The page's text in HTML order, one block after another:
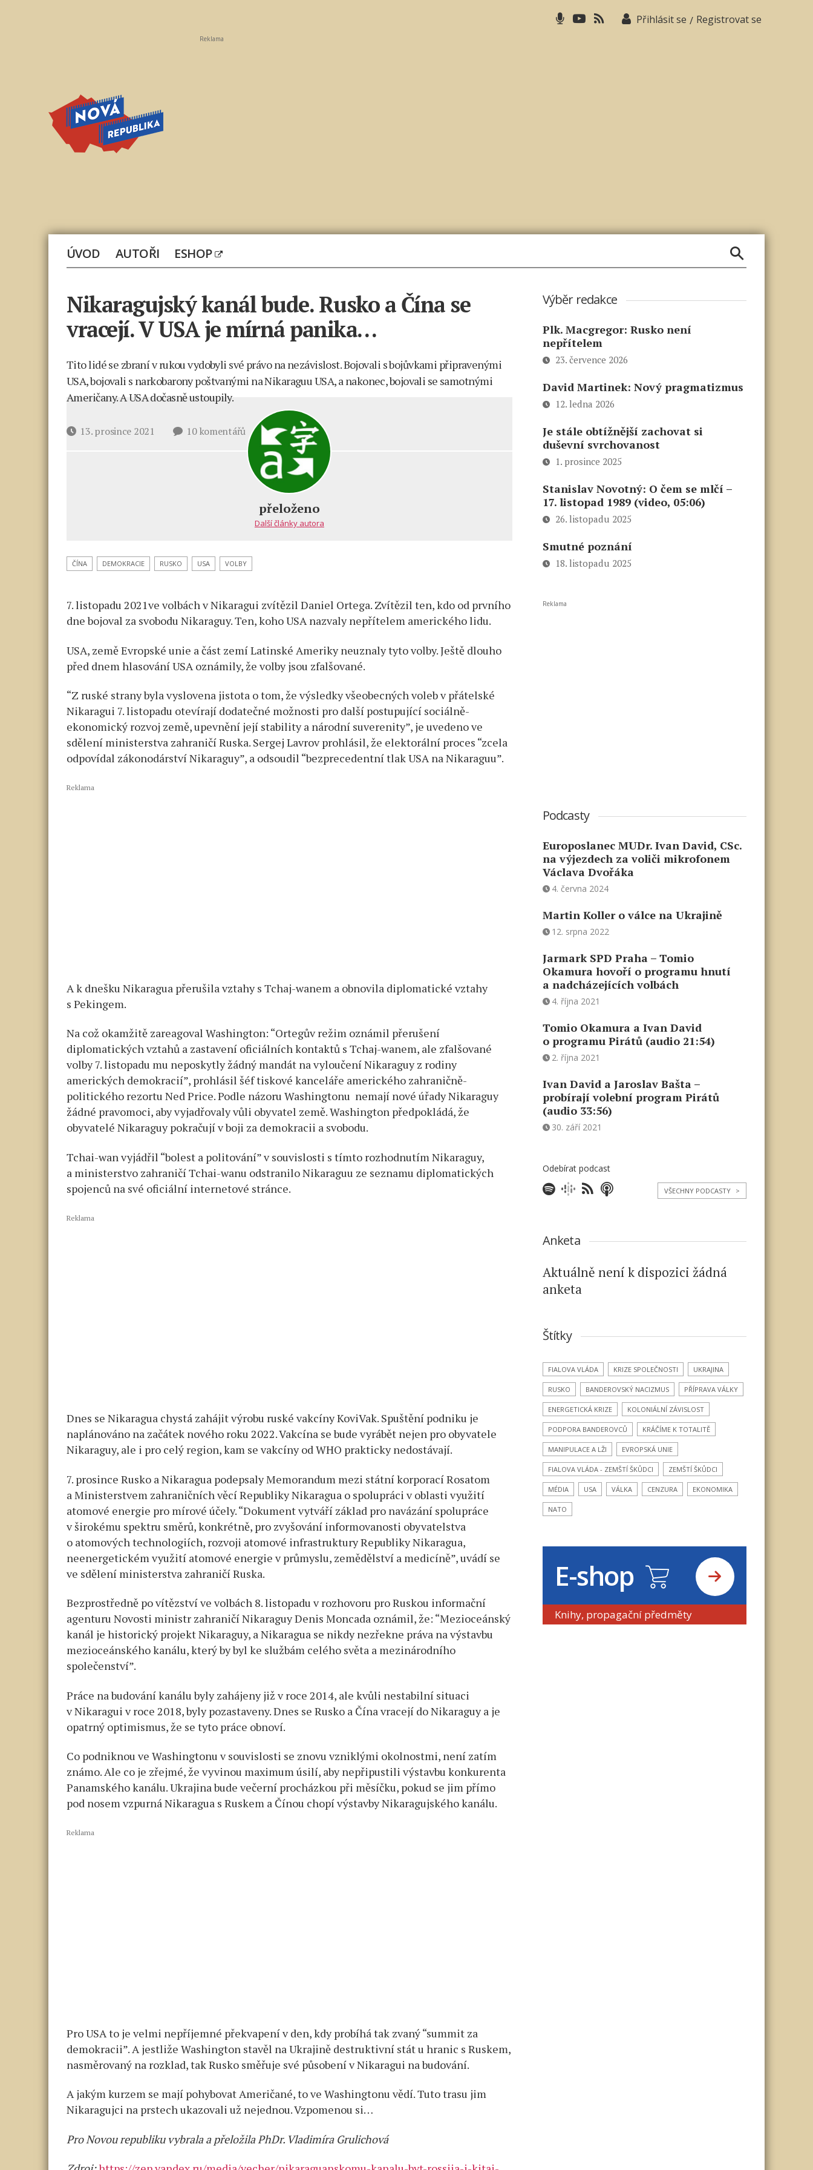
Přihlásit se / Registrovat se
Reklama
ÚVOD AUTOŘI ESHOP
Nikaragujský kanál bude. Rusko a Čína se
vracejí. V USA je mírná panika…
Tito lidé se zbraní v rukou vydobyli své právo na nezávislost. Bojovali s bojůvkami připravenými
USA, bojovali s narkobarony poštvanými na Nikaraguu USA, a nakonec, bojovali se samotnými
Američany. A USA dočasně ustoupily.
Datum13. prosince 2021 10 komentářů
textu
s
názvem
Nikaragujský
kanál
bude.
se
je
mírná
přeloženo
Další články autora
ČÍNA DEMOKRACIE RUSKO USA VOLBY
7. listopadu 2021ve volbách v Nikaragui zvítězil Daniel Ortega. Zvítězil ten, kdo od prvního
dne bojoval za svobodu Nikaraguy. Ten, koho USA nazvaly nepřítelem amerického lidu.
USA, země Evropské unie a část zemí Latinské Ameriky neuznaly tyto volby. Ještě dlouho
před dnem hlasování USA oznámily, že volby jsou zfalšované.
“Z ruské strany byla vyslovena jistota o tom, že výsledky všeobecných voleb v přátelské
Nikaragui 7. listopadu otevírají dodatečné možnosti pro další postupující sociálně-
ekonomický rozvoj země, upevnění její stability a národní suverenity”, je uvedeno ve
sdělení ministerstva zahraničí Ruska. Sergej Lavrov prohlásil, že elektorální proces “zcela
odpovídal zákonodárství Nikaraguy”, a odsoudil “bezprecedentní tlak USA na Nikaraguu”.
Reklama
A k dnešku Nikaragua přerušila vztahy s Tchaj-wanem a obnovila diplomatické vztahy
s Pekingem.
Na což okamžitě zareagoval Washington: “Ortegův režim oznámil přerušení
diplomatických vztahů a zastavení oficiálních kontaktů s Tchaj-wanem, ale zfalšované
volby 7. listopadu mu neposkytly žádný mandát na vyloučení Nikaraguy z rodiny
amerických demokracií”, prohlásil šéf tiskové kanceláře amerického zahraničně-
politického rezortu Ned Price. Podle názoru Washingtonu nemají nové úřady Nikaraguy
žádné pravomoci, aby vyjadřovaly vůli obyvatel země. Washington předpokládá, že
obyvatelé Nikaraguy pokračují v boji za demokracii a svobodu.
Tchai-wan vyjádřil “bolest a politování” v souvislosti s tímto rozhodnutím Nikaraguy,
a ministerstvo zahraničí Tchai-wanu odstranilo Nikaraguu ze seznamu diplomatických
spojenců na své oficiální internetové stránce.
Reklama
Dnes se Nikaragua chystá zahájit výrobu ruské vakcíny KoviVak. Spuštění podniku je
naplánováno na začátek nového roku 2022. Vakcína se bude vyrábět nejen pro obyvatele
Nikaraguy, ale i pro celý region, kam se vakcíny od WHO prakticky nedostávají.
7. prosince Rusko a Nikaragua podepsaly Memorandum mezi státní korporací Rosatom
a Ministerstvem zahraničních věcí Republiky Nikaragua o spolupráci v oblasti využití
atomové energie pro mírové účely. “Dokument vytváří základ pro navázání spolupráce
v širokému spektru směrů, konkrétně, pro zvyšování informovanosti obyvatelstva
o atomových technologiích, rozvoji atomové infrastruktury Republiky Nikaragua,
neenergetickém využití atomové energie v průmyslu, zemědělství a medicíně”, uvádí se
ve sdělení ministerstva zahraničí Ruska.
Bezprostředně po vítězství ve volbách 8. listopadu v rozhovoru pro Ruskou informační
agenturu Novosti ministr zahraničí Nikaraguy Denis Moncada oznámil, že: “Mezioceánský
kanál je historický projekt Nikaraguy, a Nikaragua se nikdy nezřekne práva na výstavbu
mezioceánského kanálu, který by byl ke službám celého světa a mezinárodního
společenství”.
Práce na budování kanálu byly zahájeny již v roce 2014, ale kvůli nestabilní situaci
v Nikaragui v roce 2018, byly pozastaveny. Dnes se Rusko a Čína vracejí do Nikaraguy a je
opatrný optimismus, že se tyto práce obnoví.
Co podniknou ve Washingtonu v souvislosti se znovu vzniklými okolnostmi, není zatím
známo. Ale co je zřejmé, že vyvinou maximum úsilí, aby nepřipustili výstavbu konkurenta
Panamského kanálu. Ukrajina bude večerní procházkou při měsíčku, pokud se jim přímo
pod nosem vzpurná Nikaragua s Ruskem a Čínou chopí výstavby Nikaragujského kanálu.
Reklama
Pro USA to je velmi nepříjemné překvapení v den, kdy probíhá tak zvaný “summit za
demokracii”. A jestliže Washington stavěl na Ukrajině destruktivní stát u hranic s Ruskem,
nasměrovaný na rozklad, tak Rusko směřuje své působení v Nikaragui na budování.
A jakým kurzem se mají pohybovat Američané, to ve Washingtonu vědí. Tuto trasu jim
Nikaragujci na prstech ukazovali už nejednou. Vzpomenou si…
Pro Novou republiku vybrala a přeložila PhDr. Vladimíra Grulichová
Výběr redakce
Plk. Macgregor: Rusko není
nepřítelem
23. července 2026
David Martinek: Nový pragmatizmus
12. ledna 2026
Je stále obtížnější zachovat si
duševní svrchovanost
1. prosince 2025
Stanislav Novotný: O čem se mlčí –
17. listopad 1989 (video, 05:06)
26. listopadu 2025
Smutné poznání
18. listopadu 2025
Reklama
Podcasty
Europoslanec MUDr. Ivan David, CSc.
na výjezdech za voliči mikrofonem
Václava Dvořáka
4. června 2024
Martin Koller o válce na Ukrajině
12. srpna 2022
Jarmark SPD Praha – Tomio
Okamura hovoří o programu hnutí
a nadcházejících volbách
4. října 2021
Tomio Okamura a Ivan David
o programu Pirátů (audio 21:54)
2. října 2021
Ivan David a Jaroslav Bašta –
probírají volební program Pirátů
(audio 33:56)
30. září 2021
Odebírat podcast
VŠECHNY PODCASTY >
Anketa
Aktuálně není k dispozici žádná
anketa
Štítky
FIALOVA VLÁDA KRIZE SPOLEČNOSTI UKRAJINA
RUSKO BANDEROVSKÝ NACIZMUS PŘÍPRAVA VÁLKY
ENERGETICKÁ KRIZE KOLONIÁLNÍ ZÁVISLOST
PODPORA BANDEROVCŮ KRÁČÍME K TOTALITĚ
MANIPULACE A LŽI EVROPSKÁ UNIE
FIALOVA VLÁDA - ZEMŠTÍ ŠKŮDCI ZEMŠTÍ ŠKŮDCI
MÉDIA USA VÁLKA CENZURA EKONOMIKA
NATO
E-shop
Knihy, propagační předměty